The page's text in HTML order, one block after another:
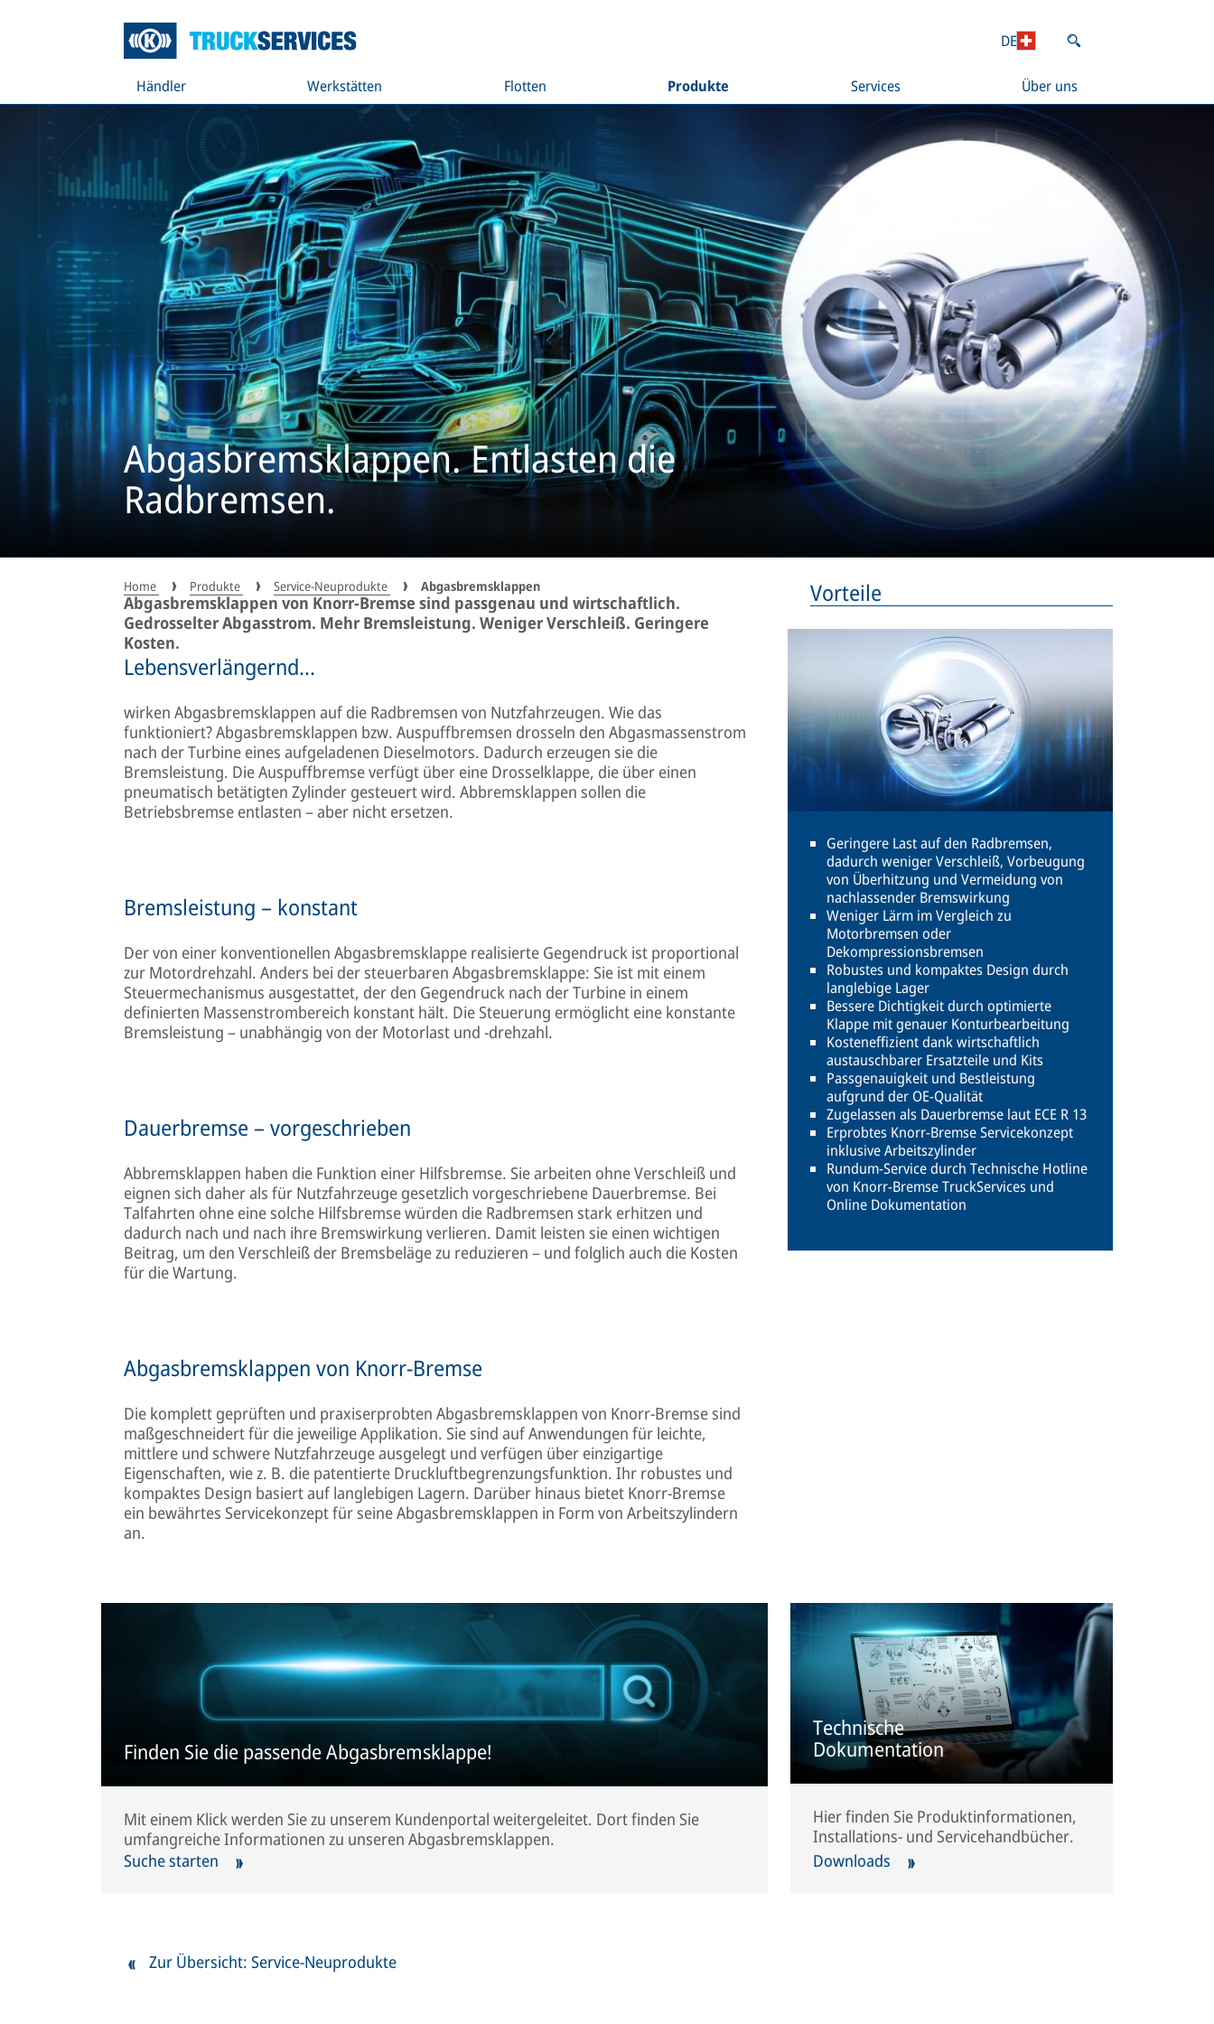
Händler Werkstätten Flotten Produkte Services Über uns
DE
Abgasbremsklappen. Entlasten die
Radbremsen.
Home Produkte Service-Neuprodukte Abgasbremsklappen
Abgasbremsklappen von Knorr-Bremse sind passgenau und wirtschaftlich.
Gedrosselter Abgasstrom. Mehr Bremsleistung. Weniger Verschleiß. Geringere
Kosten.
Lebensverlängernd...
wirken Abgasbremsklappen auf die Radbremsen von Nutzfahrzeugen. Wie das
funktioniert? Abgasbremsklappen bzw. Auspuffbremsen drosseln den Abgasmassenstrom
nach der Turbine eines aufgeladenen Dieselmotors. Dadurch erzeugen sie die
Bremsleistung. Die Auspuffbremse verfügt über eine Drosselklappe, die über einen
pneumatisch betätigten Zylinder gesteuert wird. Abbremsklappen sollen die
Betriebsbremse entlasten – aber nicht ersetzen.
Bremsleistung – konstant
Der von einer konventionellen Abgasbremsklappe realisierte Gegendruck ist proportional
zur Motordrehzahl. Anders bei der steuerbaren Abgasbremsklappe: Sie ist mit einem
Steuermechanismus ausgestattet, der den Gegendruck nach der Turbine in einem
definierten Massenstrombereich konstant hält. Die Steuerung ermöglicht eine konstante
Bremsleistung – unabhängig von der Motorlast und -drehzahl.
Dauerbremse – vorgeschrieben
Abbremsklappen haben die Funktion einer Hilfsbremse. Sie arbeiten ohne Verschleiß und
eignen sich daher als für Nutzfahrzeuge gesetzlich vorgeschriebene Dauerbremse. Bei
Talfahrten ohne eine solche Hilfsbremse würden die Radbremsen stark erhitzen und
dadurch nach und nach ihre Bremswirkung verlieren. Damit leisten sie einen wichtigen
Beitrag, um den Verschleiß der Bremsbeläge zu reduzieren – und folglich auch die Kosten
für die Wartung.
Abgasbremsklappen von Knorr-Bremse
Die komplett geprüften und praxiserprobten Abgasbremsklappen von Knorr-Bremse sind
maßgeschneidert für die jeweilige Applikation. Sie sind auf Anwendungen für leichte,
mittlere und schwere Nutzfahrzeuge ausgelegt und verfügen über einzigartige
Eigenschaften, wie z. B. die patentierte Druckluftbegrenzungsfunktion. Ihr robustes und
kompaktes Design basiert auf langlebigen Lagern. Darüber hinaus bietet Knorr-Bremse
ein bewährtes Servicekonzept für seine Abgasbremsklappen in Form von Arbeitszylindern
an.
Vorteile
Geringere Last auf den Radbremsen,
dadurch weniger Verschleiß, Vorbeugung
von Überhitzung und Vermeidung von
nachlassender Bremswirkung
Weniger Lärm im Vergleich zu
Motorbremsen oder
Dekompressionsbremsen
Robustes und kompaktes Design durch
langlebige Lager
Bessere Dichtigkeit durch optimierte
Klappe mit genauer Konturbearbeitung
Kosteneffizient dank wirtschaftlich
austauschbarer Ersatzteile und Kits
Passgenauigkeit und Bestleistung
aufgrund der OE-Qualität
Zugelassen als Dauerbremse laut ECE R 13
Erprobtes Knorr-Bremse Servicekonzept
inklusive Arbeitszylinder
Rundum-Service durch Technische Hotline
von Knorr-Bremse TruckServices und
Online Dokumentation
Finden Sie die passende Abgasbremsklappe!
Mit einem Klick werden Sie zu unserem Kundenportal weitergeleitet. Dort finden Sie
umfangreiche Informationen zu unseren Abgasbremsklappen.
Suche starten
Technische
Dokumentation
Hier finden Sie Produktinformationen,
Installations- und Servicehandbücher.
Downloads
Zur Übersicht: Service-Neuprodukte